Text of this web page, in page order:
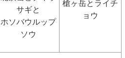
サギと
ホソバウルップ
ソウ
槍ヶ岳とライチ
ョウ